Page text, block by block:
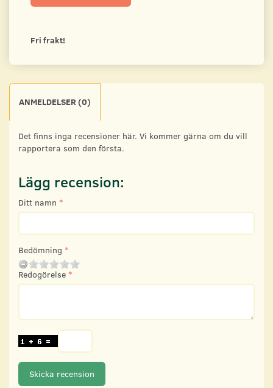
Fri frakt!
ANMELDELSER (0)
Det finns inga recensioner här. Vi kommer gärna om du vill
rapportera som den första.
Lägg recension:
Ditt namn
Bedömning
Redogörelse
Skicka recension